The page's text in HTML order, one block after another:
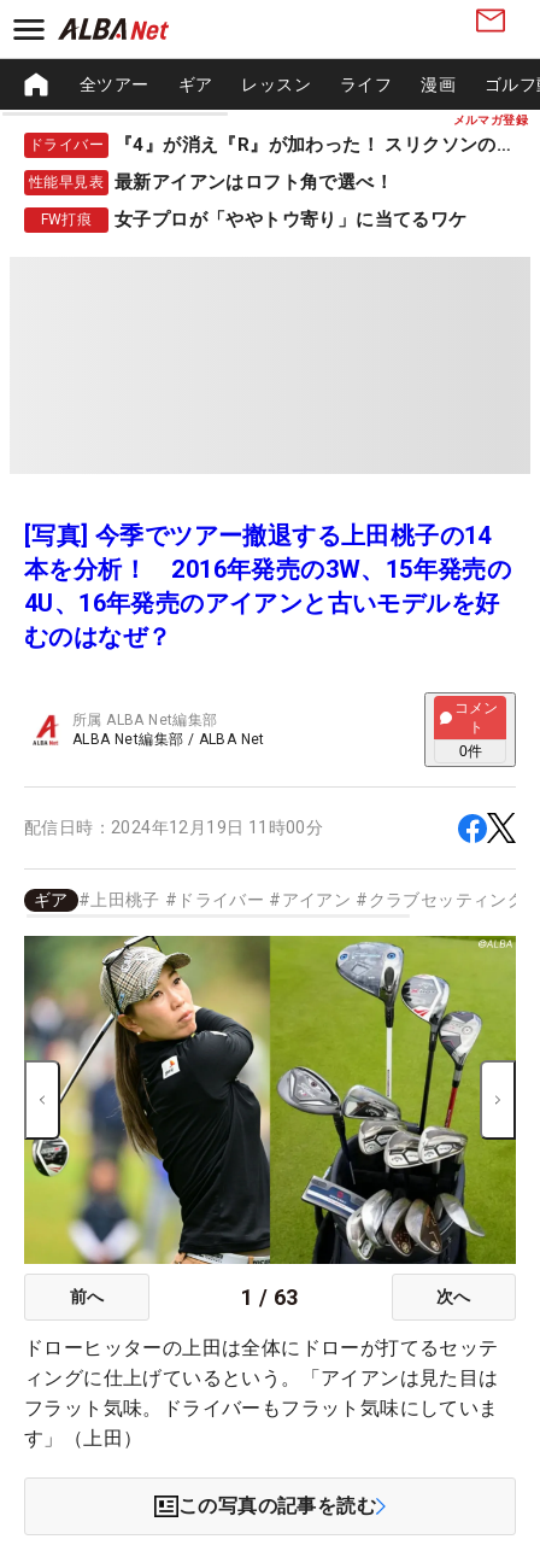
メルマガ登録
全ツアー ギア レッスン ライフ 漫画 ゴル
ドライバー 『4』が消え『R』が加わった！ スリクソンの新作
性能早見表 最新アイアンはロフト角で選べ！
FW打痕 女子プロが「ややトウ寄り」に当てるワケ
[写真] 今季でツアー撤退する上田桃子の14
本を分析！ 2016年発売の3W、15年発売の
4U、16年発売のアイアンと古いモデルを好
むのはなぜ？
所属ALBA Net編集部
ALBA Net編集部 / ALBA Net
コメン
ト
0件
配信日時： 2024年12月19日 11時00分
ギア # 上田桃子 # ドライバー #アイアン # クラブセッティング
前へ 1 / 63 次へ
ドローヒッターの上田は全体にドローが打てるセッテ
ィングに仕上げているという。「アイアンは見た目は
フラット気味。ドライバーもフラット気味にしていま
す」（上田）
この写真の記事を読む